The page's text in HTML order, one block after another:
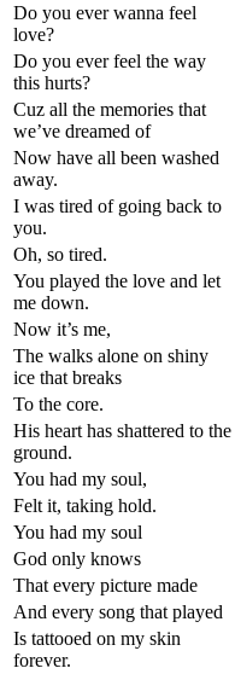
Do you ever wanna feel
love?
Do you ever feel the way
this hurts?
Cuz all the memories that
we’ve dreamed of
Now have all been washed
away.
I was tired of going back to
you.
Oh, so tired.
You played the love and let
me down.
Now it’s me,
The walks alone on shiny
ice that breaks
To the core.
His heart has shattered to the
ground.
You had my soul,
Felt it, taking hold.
You had my soul
God only knows
That every picture made
And every song that played
Is tattooed on my skin
forever.